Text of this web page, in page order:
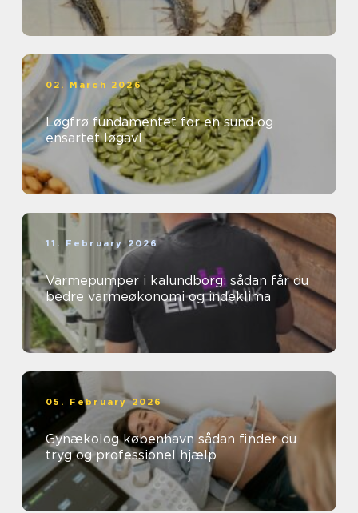
02. March 2026
Løgfrø fundamentet for en sund og
ensartet løgavl
11. February 2026
Varmepumper i kalundborg: sådan får du
bedre varmeøkonomi og indeklima
05. February 2026
Gynækolog københavn sådan finder du
tryg og professionel hjælp